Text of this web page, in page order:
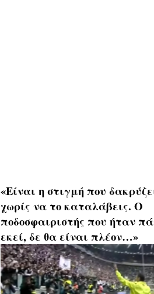
«Είναι η στιγμή που
χωρίς να το καταλάβεις. Ο
ποδοσφαιριστής που ήταν
εκεί, δε θα είναι πλέον…»